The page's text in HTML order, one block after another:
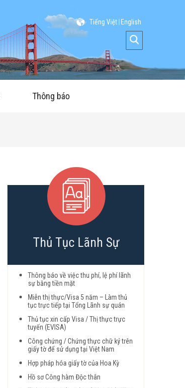
Tiếng Việt English
Thông báo
Thủ Tục Lãnh Sự
Thông báo về việc thu phí, lệ phí lãnh
sự bằng tiền mặt
Miễn thị thực/Visa 5 năm – Làm thủ
tục trực tiếp tại Tổng Lãnh sự quán
Thủ tục xin cấp Visa / Thị thực trực
tuyến (EVISA)
Công chứng / Chứng thực chữ ký trên
giấy tờ để sử dụng tại Việt Nam
Hợp pháp hóa giấy tờ của Hoa Kỳ
Hồ sơ Công hàm Độc thân